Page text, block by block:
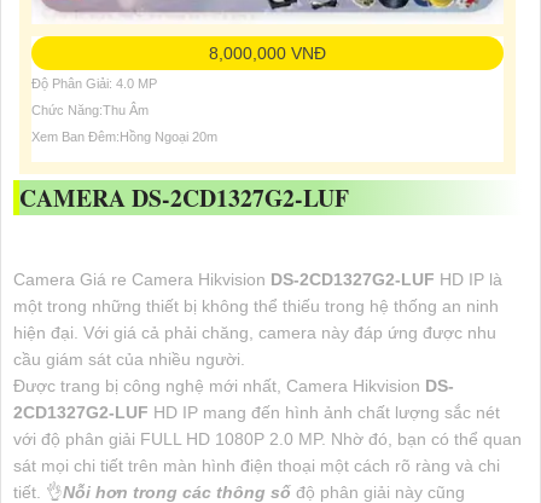
8,000,000 VNĐ
Độ Phân Giải: 4.0 MP
Chức Năng:Thu Âm
Xem Ban Đêm:Hồng Ngoại 20m
CAMERADS-2CD1327G2-LUF
Camera Giá re Camera Hikvision DS-2CD1327G2-LUF HD IP là
một trong những thiết bị không thể thiếu trong hệ thống an ninh
hiện đại. Với giá cả phải chăng, camera này đáp ứng được nhu
cầu giám sát của nhiều người.
Được trang bị công nghệ mới nhất, Camera Hikvision DS-
2CD1327G2-LUF HD IP mang đến hình ảnh chất lượng sắc nét
với độ phân giải FULL HD 1080P 2.0 MP. Nhờ đó, bạn có thể quan
sát mọi chi tiết trên màn hình điện thoại một cách rõ ràng và chi
tiết. 👌Nỗi hơn trong các thông số độ phân giải này cũng